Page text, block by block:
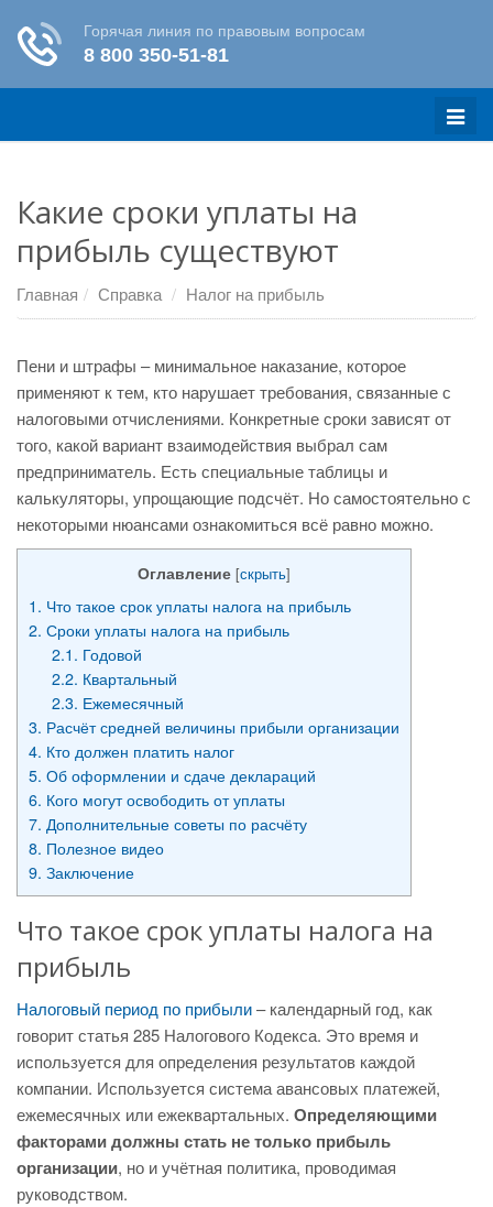
Меню
Какие сроки уплаты на
прибыль существуют
Главная Справка Налог на прибыль
Пени и штрафы – минимальное наказание, которое
применяют к тем, кто нарушает требования, связанные с
налоговыми отчислениями. Конкретные сроки зависят от
того, какой вариант взаимодействия выбрал сам
предприниматель. Есть специальные таблицы и
калькуляторы, упрощающие подсчёт. Но самостоятельно с
некоторыми нюансами ознакомиться всё равно можно.
Оглавление [скрыть]
1. Что такое срок уплаты налога на прибыль
2. Сроки уплаты налога на прибыль
2.1. Годовой
2.2. Квартальный
2.3. Ежемесячный
3. Расчёт средней величины прибыли организации
4. Кто должен платить налог
5. Об оформлении и сдаче деклараций
6. Кого могут освободить от уплаты
7. Дополнительные советы по расчёту
8. Полезное видео
9. Заключение
Что такое срок уплаты налога на
прибыль
Налоговый период по прибыли– календарный год, как
говорит статья 285 Налогового Кодекса. Это время и
используется для определения результатов каждой
компании. Используется система авансовых платежей,
ежемесячных или ежеквартальных. Определяющими
факторами должны стать не только прибыль
организации, но и учётная политика, проводимая
руководством.